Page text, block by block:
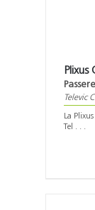
Plixus
Televic
La
Tel . . .